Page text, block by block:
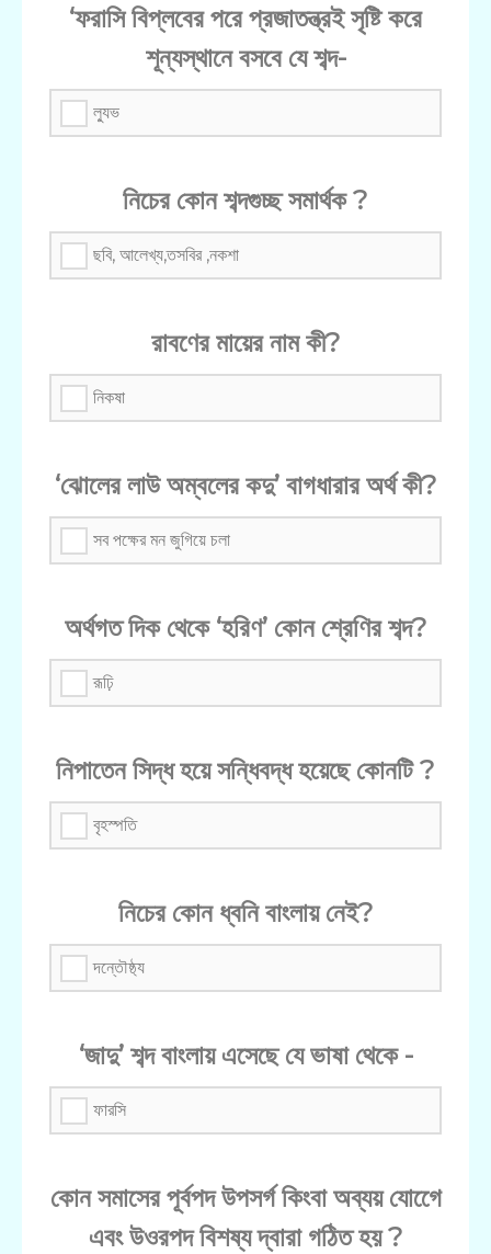
‘ফরাসি বিপ্লবের পরে প্রজাতন্ত্রই সৃষ্টি করে
শূন্যস্থানে বসবে যে ‍শব্দ-
ল্যুভ
নিচের কোন শব্দগুচ্ছ সমার্থক ?
ছবি, আলেখ্য,তসবির ,নকশা
রাবণের মায়ের নাম কী?
নিকষা
‘ঝোলের লাউ অম্বলের কদু’ বাগধারার অর্থ কী?
সব পক্ষের মন জুগিয়ে চলা
অর্থগত দিক থেকে ‘হরিণ’ কোন শ্রেণির শব্দ?
রূঢ়ি
নিপাতেন সিদ্ধ হয়ে সন্ধিবদ্ধ হয়েছে কোনটি ?
বৃহস্পতি
নিচের কোন ধ্বনি বাংলায় নেই?
দন্তৌষ্ঠ্য
‘জাদু’ শব্দ বাংলায় এসেছে যে ভাষা থেকে -
ফারসি
কোন সমাসের পূর্বপদ উপসর্গ কিংবা অব্যয় যোগেে
এবং উওরপদ বিশষ্য দ্বারা গঠিত হয় ?